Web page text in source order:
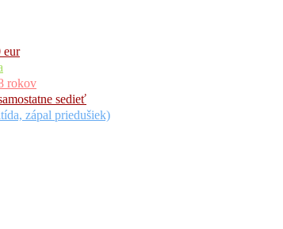
eur
rokov
sedieť
zápal priedušiek)